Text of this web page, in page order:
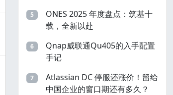
5
ONES 2025 年度盘点：筑基十
载，全新以赴
6
Qnap威联通Qu405的入手配置
手记
7
Atlassian DC 停服还涨价！留给
中国企业的窗口期还有多久？